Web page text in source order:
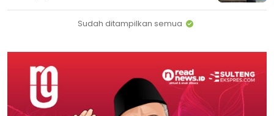
Sudah ditampilkan semua